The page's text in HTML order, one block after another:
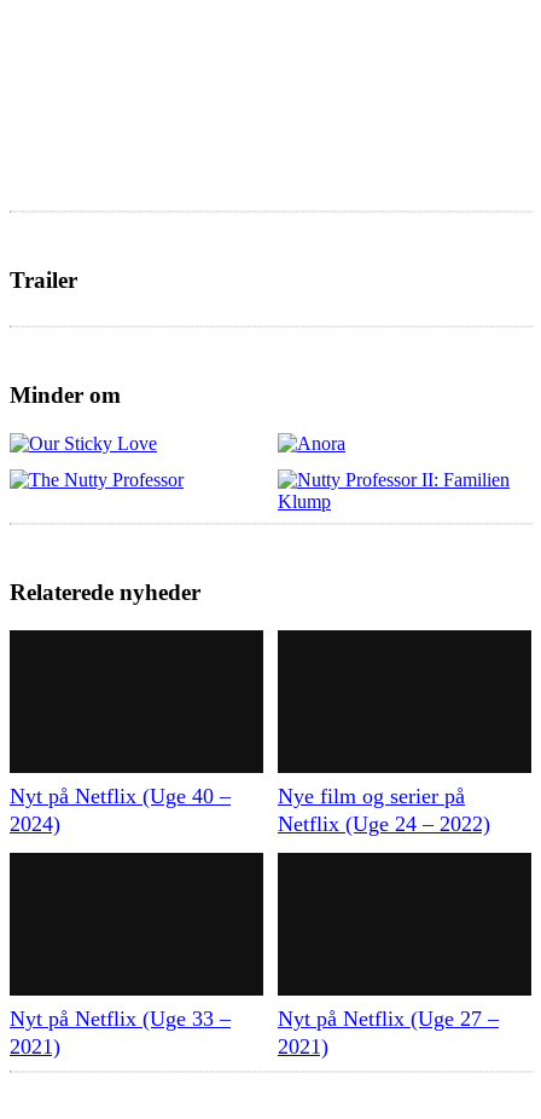
Trailer
Minder om
Relaterede nyheder
Nyt på Netflix (Uge 40 –
2024)
Nye film og serier på
Netflix (Uge 24 – 2022)
Nyt på Netflix (Uge 33 –
2021)
Nyt på Netflix (Uge 27 –
2021)